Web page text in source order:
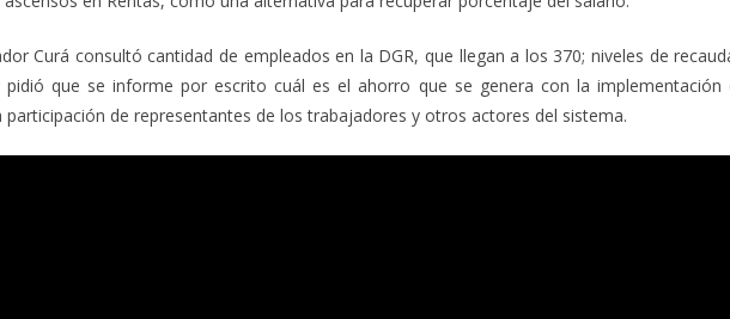
Curá consultó cantidad de empleados en la DGR, que llegan a los 370; niveles de
que se informe por escrito cuál es el ahorro que se genera con la
de representantes de los trabajadores y otros actores del sistema.